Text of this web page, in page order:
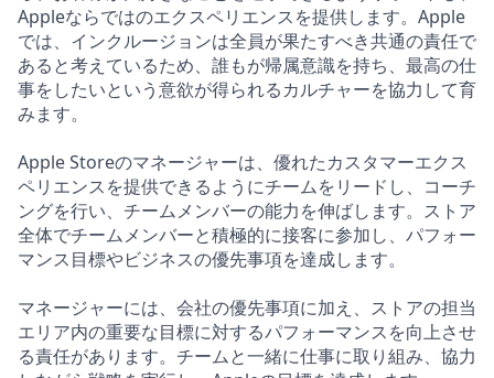
Appleならではのエクスペリエンスを提供します。Apple
では、インクルージョンは全員が果たすべき共通の責任で
あると考えているため、誰もが帰属意識を持ち、最高の仕
事をしたいという意欲が得られるカルチャーを協力して育
みます。
Apple Storeのマネージャーは、優れたカスタマーエクス
ペリエンスを提供できるようにチームをリードし、コーチ
ングを行い、チームメンバーの能力を伸ばします。ストア
全体でチームメンバーと積極的に接客に参加し、パフォー
マンス目標やビジネスの優先事項を達成します。
マネージャーには、会社の優先事項に加え、ストアの担当
エリア内の重要な目標に対するパフォーマンスを向上させ
る責任があります。チームと一緒に仕事に取り組み、協力